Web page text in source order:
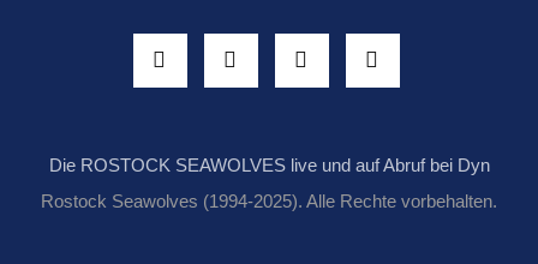
Die ROSTOCK SEAWOLVES live und auf Abruf bei Dyn
Rostock Seawolves (1994-2025). Alle Rechte vorbehalten.